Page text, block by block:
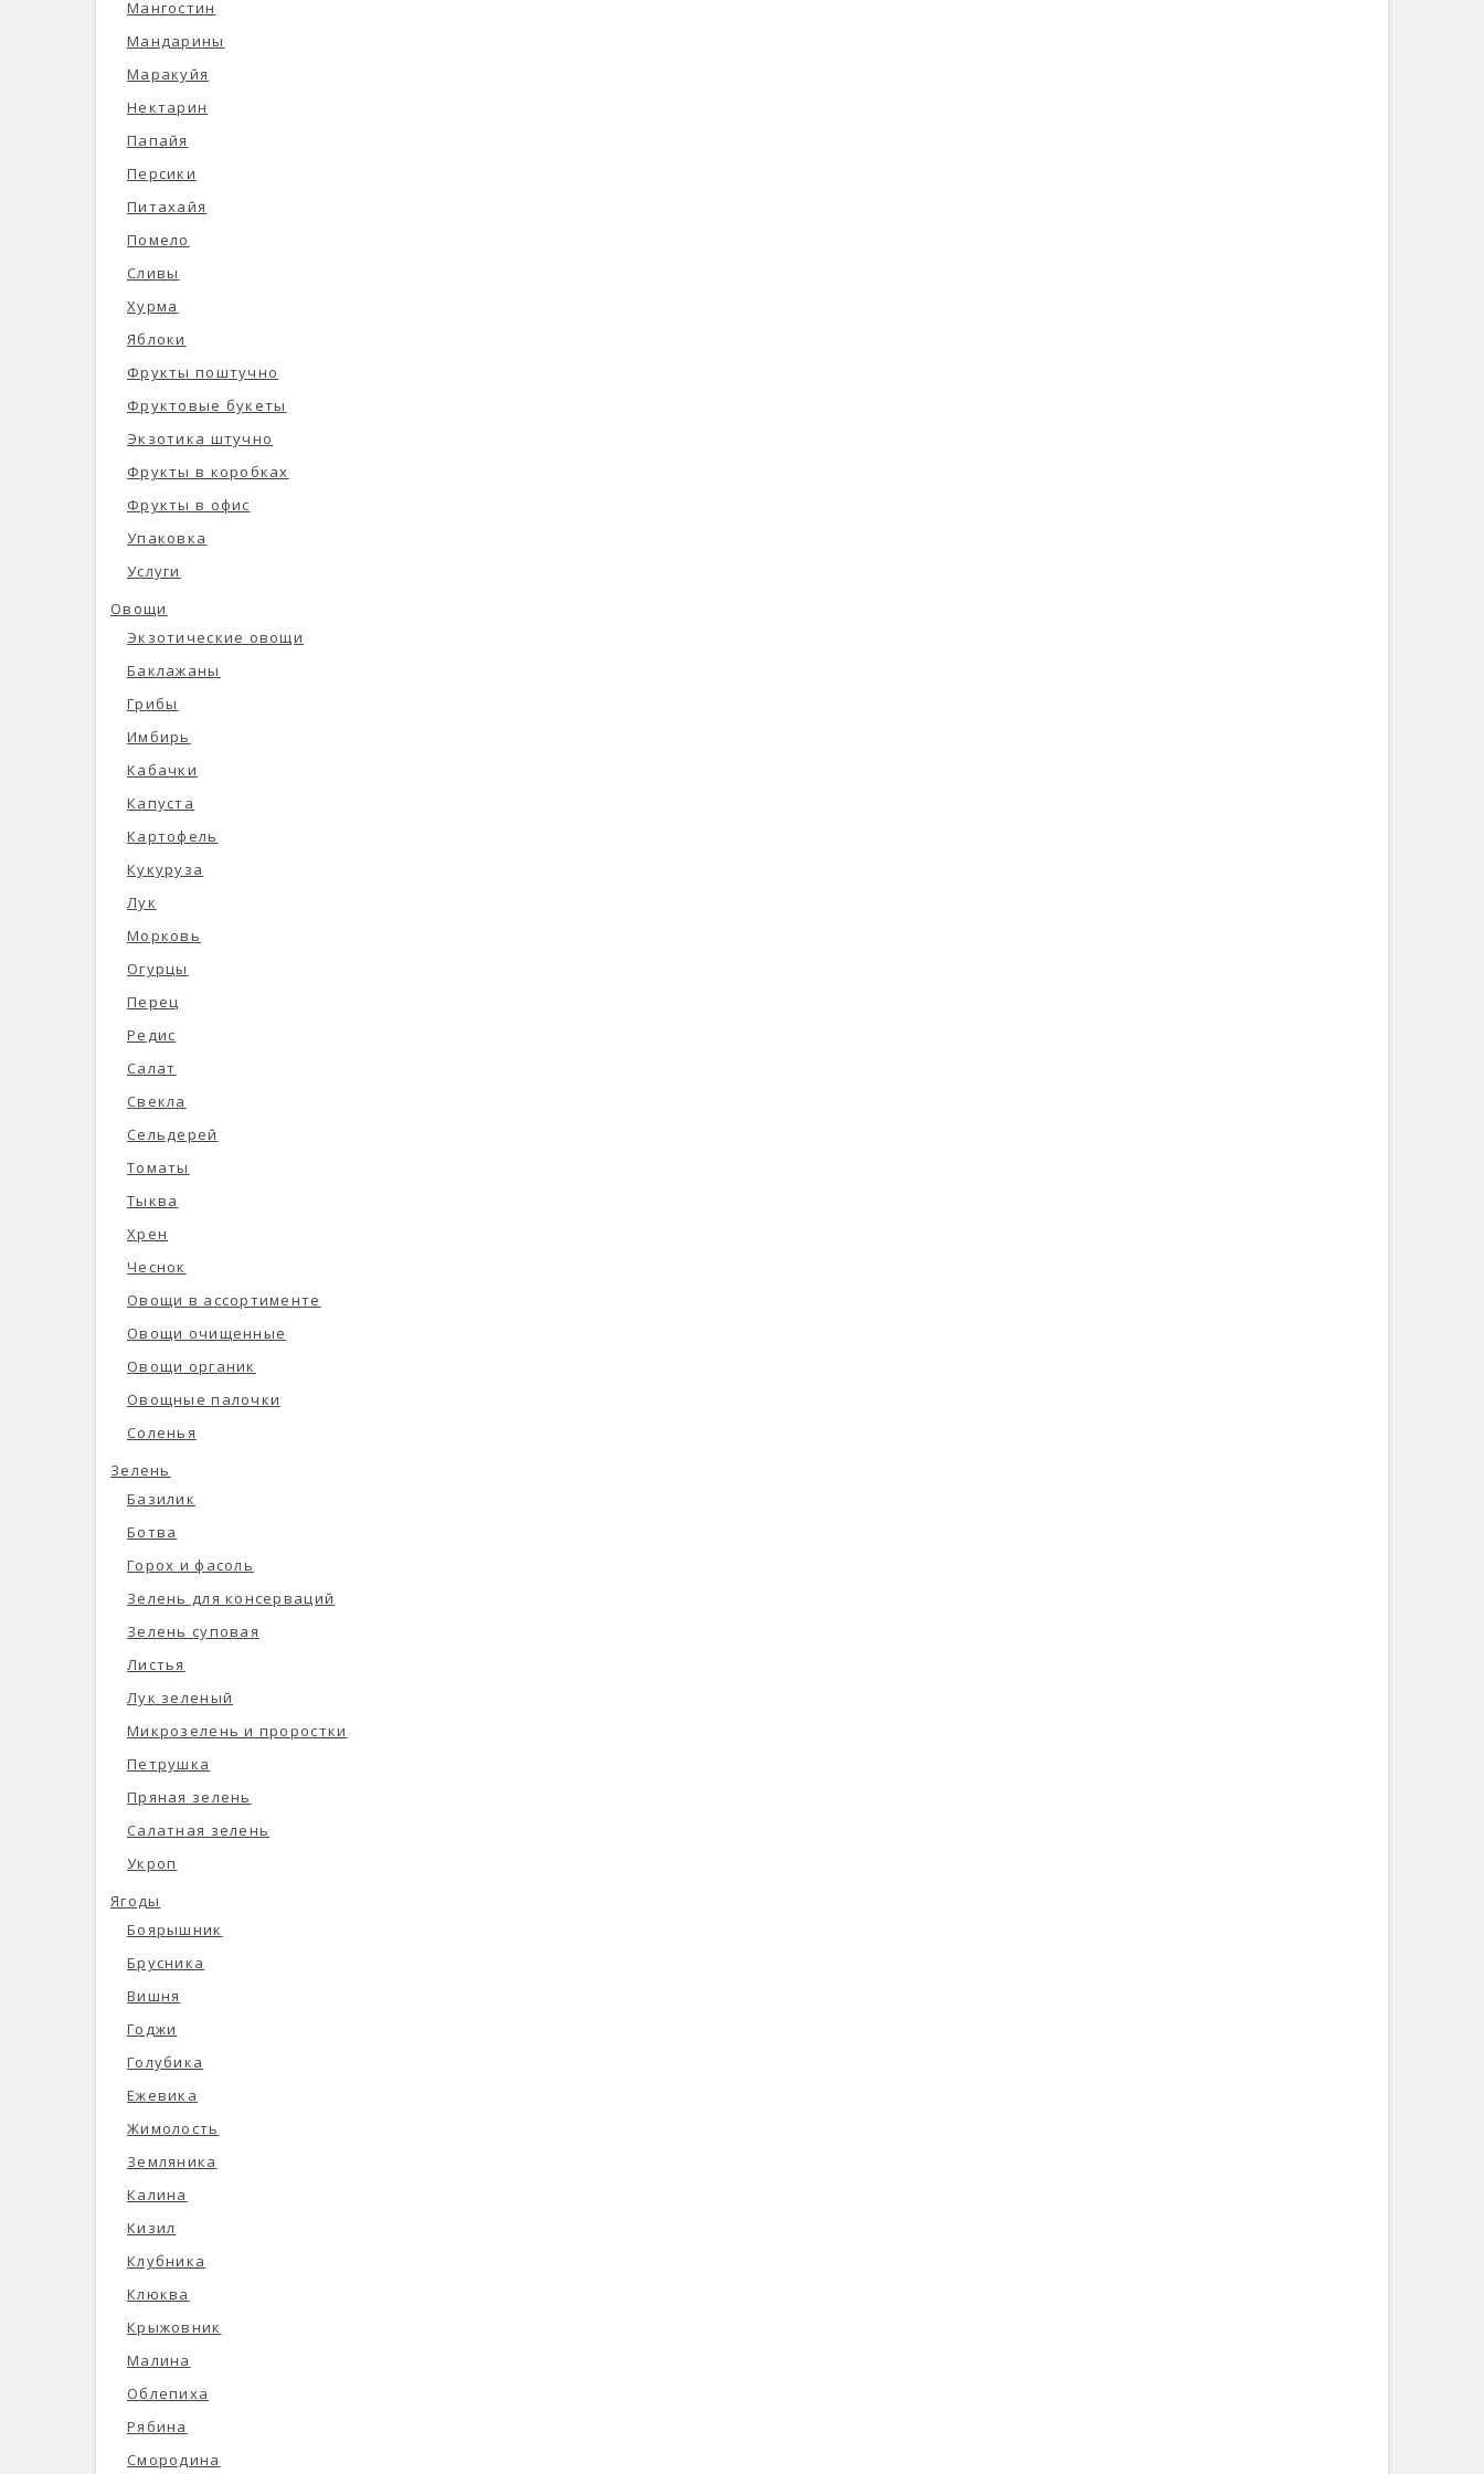
Мангостин
Мандарины
Маракуйя
Нектарин
Папайя
Персики
Питахайя
Помело
Сливы
Хурма
Яблоки
Фрукты поштучно
Фруктовые букеты
Экзотика штучно
Фрукты в коробках
Фрукты в офис
Упаковка
Услуги
Овощи
Экзотические овощи
Баклажаны
Грибы
Имбирь
Кабачки
Капуста
Картофель
Кукуруза
Лук
Морковь
Огурцы
Перец
Редис
Салат
Свекла
Сельдерей
Томаты
Тыква
Хрен
Чеснок
Овощи в ассортименте
Овощи очищенные
Овощи органик
Овощные палочки
Соленья
Зелень
Базилик
Ботва
Горох и фасоль
Зелень для консерваций
Зелень суповая
Листья
Лук зеленый
Микрозелень и проростки
Петрушка
Пряная зелень
Салатная зелень
Укроп
Ягоды
Боярышник
Брусника
Вишня
Годжи
Голубика
Ежевика
Жимолость
Земляника
Калина
Кизил
Клубника
Клюква
Крыжовник
Малина
Облепиха
Рябина
Смородина